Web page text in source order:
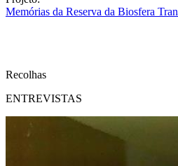
Memórias da Reserva da Biosfera
Recolhas
ENTREVISTAS